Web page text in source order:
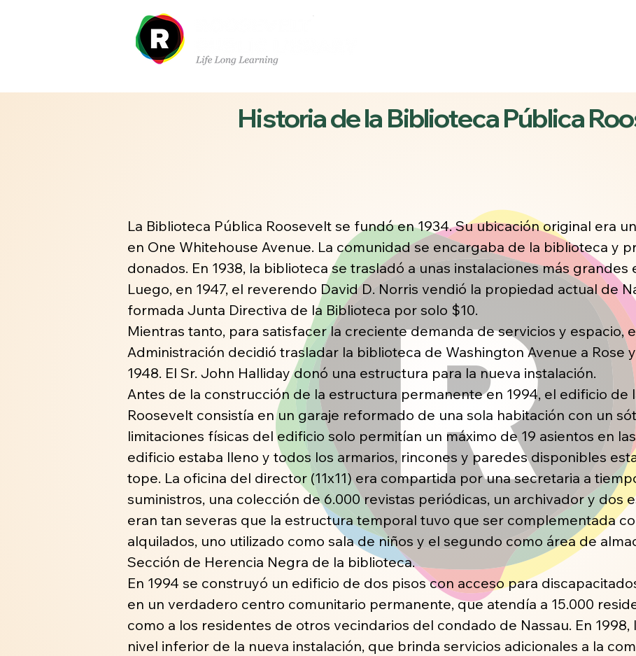
Historia de la Biblioteca Pública
La Biblioteca Pública Roosevelt se fundó en 1934. Su ubicación original era
en One Whitehouse Avenue. La comunidad se encargaba de la biblioteca y
donados. En 1938, la biblioteca se trasladó a unas instalaciones más grandes
Luego, en 1947, el reverendo David D. Norris vendió la propiedad actual de
formada Junta Directiva de la Biblioteca por solo $10.
Mientras tanto, para satisfacer la creciente demanda de servicios y espacio,
Administración decidió trasladar la biblioteca de Washington Avenue a Rose
1948. El Sr. John Halliday donó una estructura para la nueva instalación.
Antes de la construcción de la estructura permanente en 1994, el edificio de
Roosevelt consistía en un garaje reformado de una sola habitación con un
limitaciones físicas del edificio solo permitían un máximo de 19 asientos en
edificio estaba lleno y todos los armarios, rincones y paredes disponibles
tope. La oficina del director (11x11) era compartida por una secretaria a
suministros, una colección de 6.000 revistas periódicas, un archivador y dos
eran tan severas que la estructura temporal tuvo que ser complementada
alquilados, uno utilizado como sala de niños y el segundo como área de
Sección de Herencia Negra de la biblioteca.
En 1994 se construyó un edificio de dos pisos con acceso para
en un verdadero centro comunitario permanente, que atendía a 15.000
como a los residentes de otros vecindarios del condado de Nassau. En
nivel inferior de la nueva instalación, que brinda servicios adicionales a la